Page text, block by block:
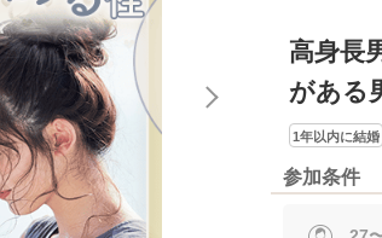
高身長
がある
1年以内に結婚
参加条件